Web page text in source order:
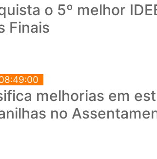
o 5º melhor
Finais
melhorias em
no